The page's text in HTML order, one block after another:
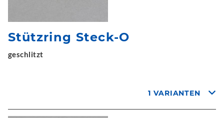
Stützring Steck-O
geschlitzt
1 VARIANTEN